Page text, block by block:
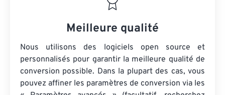
Meilleure qualité
Nous utilisons des logiciels open source et
personnalisés pour garantir la meilleure qualité de
conversion possible. Dans la plupart des cas, vous
pouvez affiner les paramètres de conversion via les